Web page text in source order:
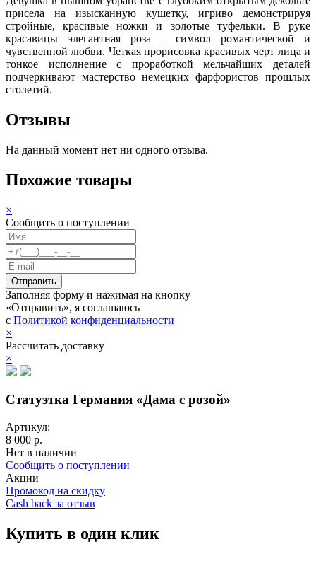
присела на изысканную кушетку, игриво демонстрируя
стройные, красивые ножки и золотые туфельки. В руке
красавицы элегантная роза – символ романтической и
чувственной любви. Четкая прорисовка красивых черт лица и
тонкое исполнение с проработкой мельчайших деталей
подчеркивают мастерство немецких фарфористов прошлых
столетий.
Отзывы
На данный момент нет ни одного отзыва.
Похожие товары
×
Сообщить о поступлении
Заполняя форму и нажимая на кнопку
«Отправить», я соглашаюсь
с Политикой конфиденциальности
×
Рассчитать доставку
×
Статуэтка Германия «Дама с розой»
Артикул:
8 000 р.
Нет в наличии
Сообщить о поступлении
Акции
Промокод на скидку
Cash back за отзыв
Купить в один клик